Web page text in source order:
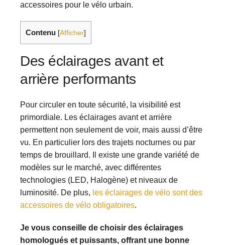
accessoires pour le vélo urbain.
Contenu [Afficher]
Des éclairages avant et
arrière performants
Pour circuler en toute sécurité, la visibilité est
primordiale. Les éclairages avant et arrière
permettent non seulement de voir, mais aussi d’être
vu. En particulier lors des trajets nocturnes ou par
temps de brouillard. Il existe une grande variété de
modèles sur le marché, avec différentes
technologies (LED, Halogène) et niveaux de
luminosité. De plus, les éclairages de vélo sont des
accessoires de vélo obligatoires.
Je vous conseille de choisir des éclairages
homologués et puissants, offrant une bonne